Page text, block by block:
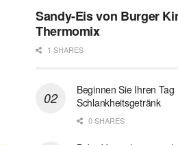
Sandy-Eis von Burger
Thermomix
1 SHARES
Beginnen Sie Ihren Tag
Schlankheitsgetränk
0 SHARES